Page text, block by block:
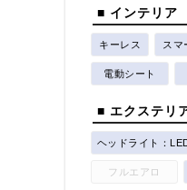
■ インテリア
キーレス スマ
電動シート
■ エクステリ
ヘッドライト：
フルエアロ